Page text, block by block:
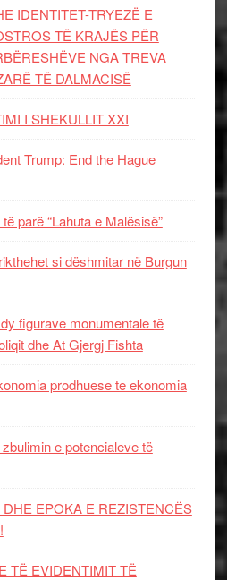
IDENTITET-TRYEZË E
TË KRAJËS PËR
NGA TREVA
TË DALMACISË
I SHEKULLIT XXI
Trump: End the Hague
parë “Lahuta e Malësisë”
si dëshmitar në Burgun
figurave monumentale të
dhe At Gjergj Fishta
prodhuese te ekonomia
e potencialeve të
EPOKA E REZISTENCЁS
TË EVIDENTIMIT TË